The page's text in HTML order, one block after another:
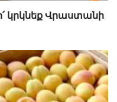
կրկնեք Վրաստանի